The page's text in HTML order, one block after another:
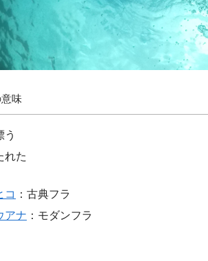
味
う
れた
コ ：古典フラ
アナ ：モダンフラ